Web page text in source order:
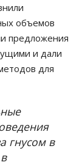
объемов
предложения
и дали
для
гнусом в